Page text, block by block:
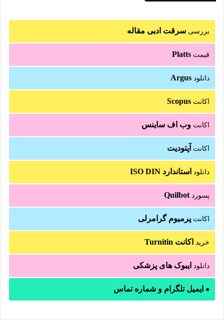
بررسی سرقت ادبی مقاله
قیمت Platts
دانلود Argus
اکانت Scopus
اکانت وب اف ساینس
اکانت آپتودیت
دانلود استاندارد ISO DIN
پسورد Quilbot
اکانت پرمیوم گرامرلی
خرید اکانت Turnitin
دانلود ایبوک های پزشکی
● ایمیل تلگرام و شماره تماس